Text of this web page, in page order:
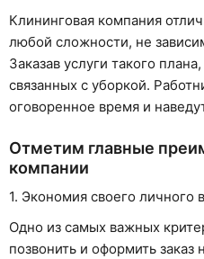
Общество
Рассказать новость
Клининговая компания
любой сложности, не
Заказав услуги такого
связанных с уборкой.
оговоренное время и
Отметим главные
компании
1. Экономия своего личного
Одно из самых важных
позвонить и оформить заказ